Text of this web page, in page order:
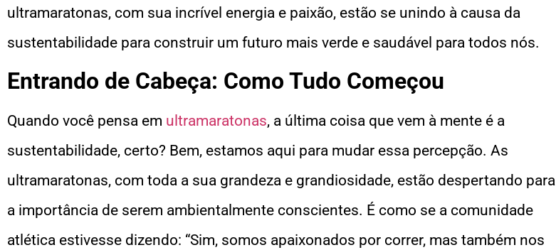
ultramaratonas, com sua incrível energia e paixão, estão se unindo à causa da
sustentabilidade para construir um futuro mais verde e saudável para todos nós.
Entrando de Cabeça: Como Tudo Começou
Quando você pensa em ultramaratonas, a última coisa que vem à mente é a
sustentabilidade, certo? Bem, estamos aqui para mudar essa percepção. As
ultramaratonas, com toda a sua grandeza e grandiosidade, estão despertando para
a importância de serem ambientalmente conscientes. É como se a comunidade
atlética estivesse dizendo: “Sim, somos apaixonados por correr, mas também nos